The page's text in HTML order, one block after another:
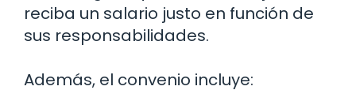
reciba un salario justo en función de
sus responsabilidades.
Además, el convenio incluye: